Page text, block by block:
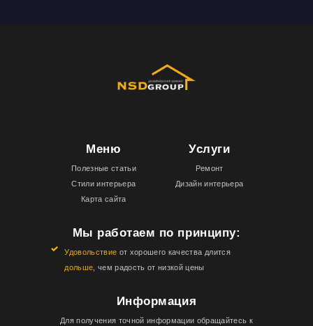
Меню
Полезные статьи
Стили интерьера
Карта сайта
Услуги
Ремонт
Дизайн интерьера
Мы работаем по принципу:
Удовольствие от хорошего качества длится
дольше , чем радость от низкой цены
Информация
Для получения точной информации обращайтесь к